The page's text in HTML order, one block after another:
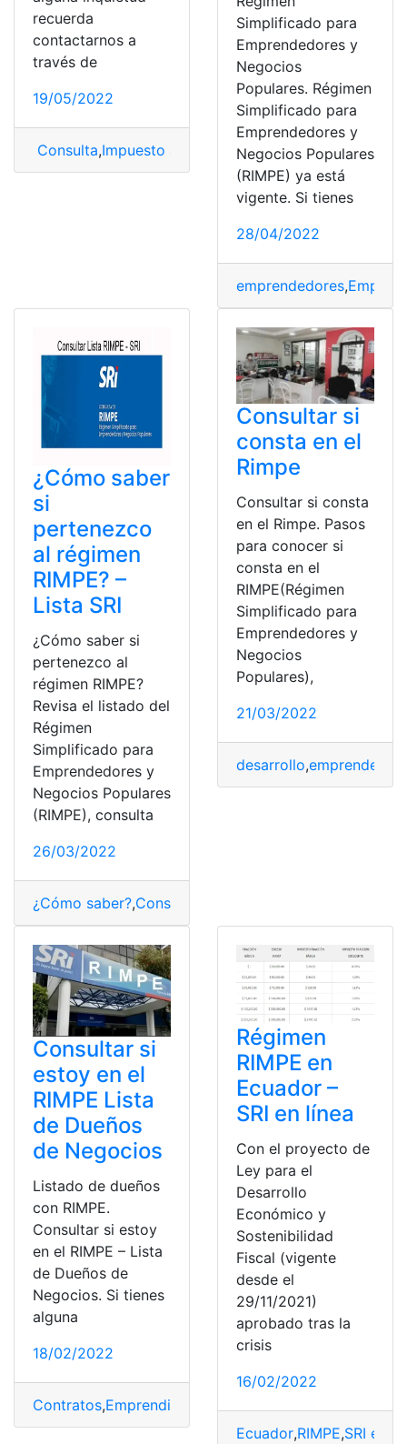
recuerda
contactarnos a
través de
19/05/2022
Consulta,Impuesto al valor agregado,meses,RIMPE
Simplificado para
Emprendedores y
Negocios
Populares. Régimen
Simplificado para
Emprendedores y
Negocios Populares
(RIMPE) ya está
vigente. Si tienes
28/04/2022
emprendedores,
¿Cómo saber
si
pertenezco
al régimen
RIMPE? –
Lista SRI
¿Cómo saber si
pertenezco al
régimen RIMPE?
Revisa el listado del
Régimen
Simplificado para
Emprendedores y
Negocios Populares
(RIMPE), consulta
26/03/2022
¿Cómo saber?,Consultas
Consultar si
consta en el
Rimpe
Consultar si consta
en el Rimpe. Pasos
para conocer si
consta en el
RIMPE(Régimen
Simplificado para
Emprendedores y
Negocios
Populares),
21/03/2022
desarrollo,
Consultar si
estoy en el
RIMPE Lista
de Dueños
de Negocios
Listado de dueños
con RIMPE.
Consultar si estoy
en el RIMPE – Lista
de Dueños de
Negocios. Si tienes
alguna
18/02/2022
Contratos,Emprendimiento
Régimen
RIMPE en
Ecuador –
SRI en línea
Con el proyecto de
Ley para el
Desarrollo
Económico y
Sostenibilidad
Fiscal (vigente
desde el
29/11/2021)
aprobado tras la
crisis
16/02/2022
Ecuador,RIMPE,SRI en